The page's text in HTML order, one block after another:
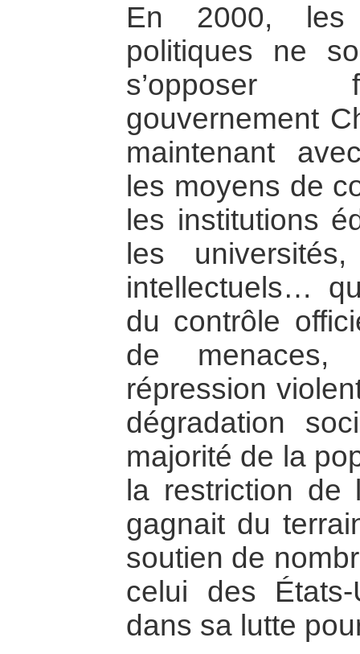
En 2000, les
politiques ne
s’opposer
gouvernement
maintenant
les moyens de
les institutions
les
intellectuels…
du contrôle
de menaces,
répression
dégradation
majorité de la
la restriction de
gagnait du
soutien de
celui des
dans sa lutte